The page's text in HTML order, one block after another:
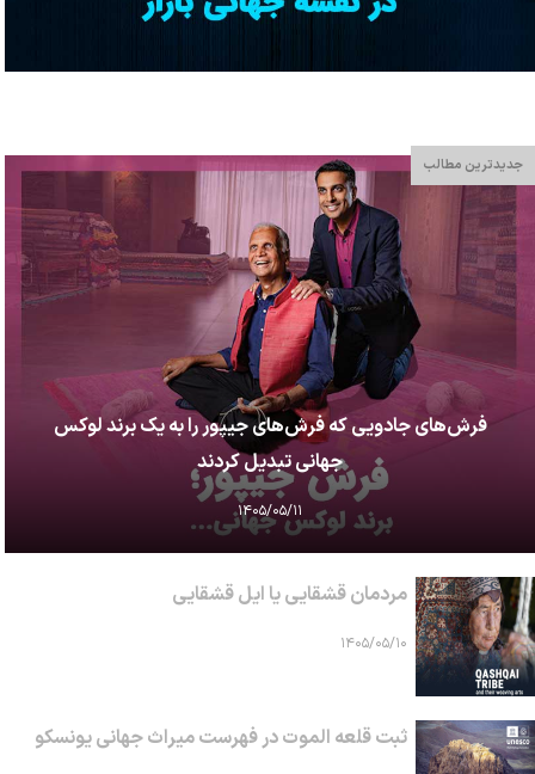
جدیدترین مطالب
فرش‌های جادویی که فرش‌های جیپور را به یک برند لوکس
جهانی تبدیل کردند
۱۴۰۵/۰۵/۱۱
مردمان قشقایی یا ایل قشقایی
۱۴۰۵/۰۵/۱۰
ثبت قلعه الموت در فهرست میراث جهانی یونسکو